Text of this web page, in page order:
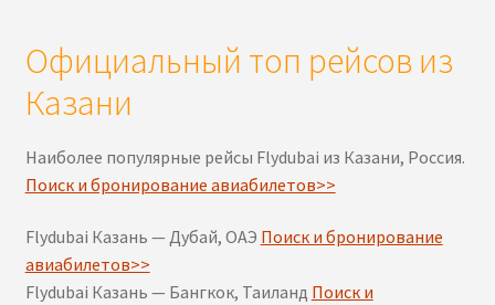
Официальный топ рейсов из
Казани
Наиболее популярные рейсы Flydubai из Казани, Россия.
Поиск и бронирование авиабилетов>>
Flydubai Казань — Дубай, ОАЭ Поиск и бронирование
авиабилетов>>
Flydubai Казань — Бангкок, Таиланд Поиск и